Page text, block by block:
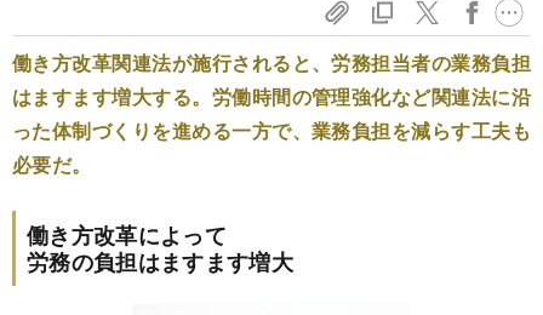
働き方改革関連法が施行されると、労務担当者の業務負担
はますます増大する。労働時間の管理強化など関連法に沿
った体制づくりを進める一方で、業務負担を減らす工夫も
必要だ。
働き方改革によって
労務の負担はますます増大